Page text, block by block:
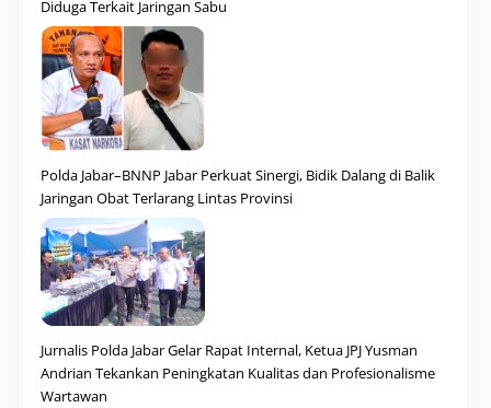
Diduga Terkait Jaringan Sabu
Polda Jabar–BNNP Jabar Perkuat Sinergi, Bidik Dalang di Balik
Jaringan Obat Terlarang Lintas Provinsi
Jurnalis Polda Jabar Gelar Rapat Internal, Ketua JPJ Yusman
Andrian Tekankan Peningkatan Kualitas dan Profesionalisme
Wartawan